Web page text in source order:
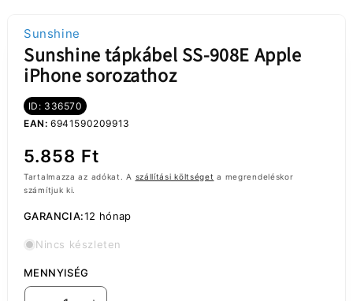
Sunshine
Sunshine tápkábel SS-908E Apple
iPhone sorozathoz
ID: 336570
EAN: 6941590209913
Normál
ár
5.858 Ft
Tartalmazza az adókat. A szállítási költséget a megrendeléskor
számítjuk ki.
GARANCIA:12 hónap
Nincs készleten
MENNYISÉG